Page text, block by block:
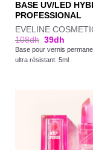
BASE UV/LED
PROFESSIONAL
EVELINE
108dh 39dh
Base pour vernis
ultra résistant. 5ml